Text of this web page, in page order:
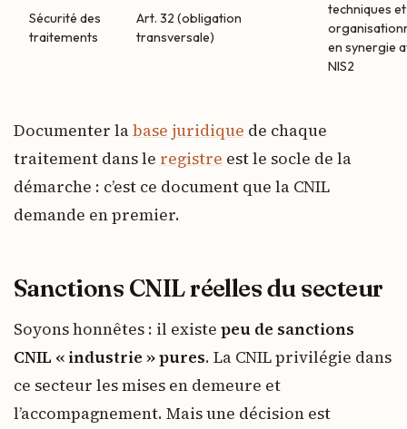
Sécurité des
traitements
Art. 32 (obligation
transversale)
techniques et
en synergie
NIS2
Documenter labase juridique de chaque
traitement dans le registre est le socle de la
démarche : c’est ce document que la CNIL
demande en premier.
Sanctions CNIL réelles du secteur
Soyons honnêtes : il existe peu de sanctions
CNIL « industrie » pures. La CNIL privilégie dans
ce secteur les mises en demeure et
l’accompagnement. Mais une décision est